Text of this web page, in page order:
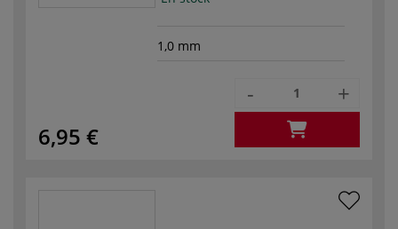
1,0 mm
6,95 €
- +